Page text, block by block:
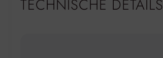
TECHNISCHE DETAILS